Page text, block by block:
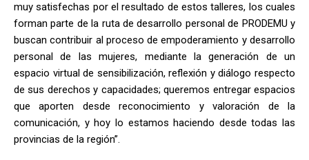
muy satisfechas por el resultado de estos talleres, los cuales
forman parte de la ruta de desarrollo personal de PRODEMU y
buscan contribuir al proceso de empoderamiento y desarrollo
personal de las mujeres, mediante la generación de un
espacio virtual de sensibilización, reflexión y diálogo respecto
de sus derechos y capacidades; queremos entregar espacios
que aporten desde reconocimiento y valoración de la
comunicación, y hoy lo estamos haciendo desde todas las
provincias de la región”.